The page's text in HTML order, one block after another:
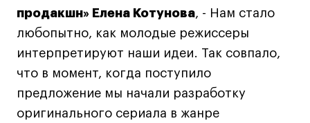
Навыки предпринимателя и управленца
Онлайн
Маркетинг и генерация лидов
Искусство
Фотография
Очно + онлайн
продакшн» Елена Котунова, - Нам стало
любопытно, как молодые режиссеры
интерпретируют наши идеи. Так совпало,
что в момент, когда поступило
предложение мы начали разработку
оригинального сериала в жанре